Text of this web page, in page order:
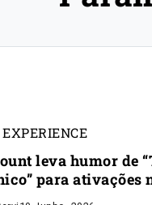
leva humor de
para ativações